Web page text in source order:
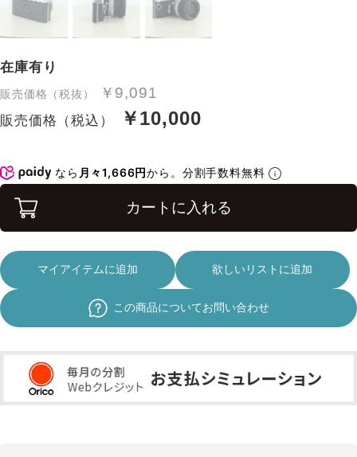
在庫有り
販売価格（税抜） ￥9,091
販売価格（税込） ￥10,000
なら 月々1,666円から。分割手数料無料
カートに入れる
マイアイテムに追加 欲しいリストに追加
この商品についてお問い合わせ